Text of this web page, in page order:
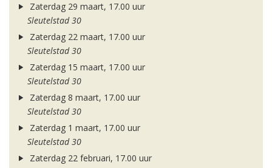
Zaterdag 29 maart, 17.00 uur
Sleutelstad 30
Zaterdag 22 maart, 17.00 uur
Sleutelstad 30
Zaterdag 15 maart, 17.00 uur
Sleutelstad 30
Zaterdag 8 maart, 17.00 uur
Sleutelstad 30
Zaterdag 1 maart, 17.00 uur
Sleutelstad 30
Zaterdag 22 februari, 17.00 uur